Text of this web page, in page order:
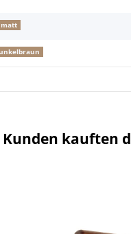
Kunden kauften